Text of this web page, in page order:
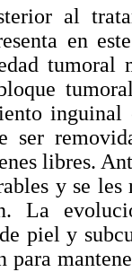
al
en
tumoral
ser
libres.
y se
La
piel y
para